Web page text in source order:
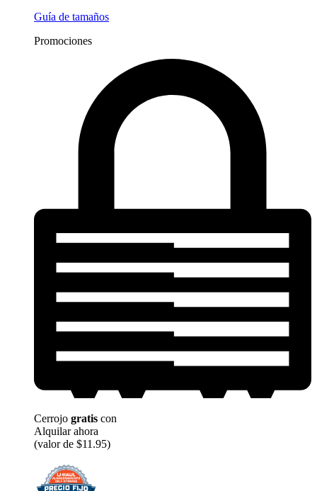
Guía de tamaños
Promociones
Cerrojo gratis con
Alquilar ahora
(valor de $11.95)